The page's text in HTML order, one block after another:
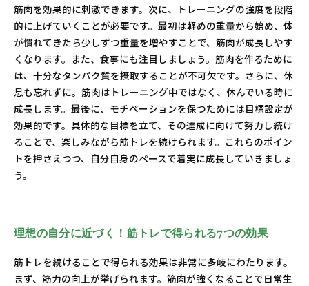
筋肉を効果的に刺激できます。次に、トレーニングの強度を段階
的に上げていくことが必要です。最初は軽めの重量から始め、体
が慣れてきたら少しずつ重量を増やすことで、筋肉が成長しやす
くなります。また、食事にも注目しましょう。筋肉を作るために
は、十分なタンパク質を摂取することが不可欠です。さらに、休
息も忘れずに。筋肉はトレーニング中ではなく、休んでいる時に
成長します。最後に、モチベーションを保つためには目標設定が
効果的です。具体的な目標を立て、その達成に向けて努力し続け
ることで、楽しみながら筋トレを続けられます。これらのポイン
トを押さえつつ、自分自身のペースで着実に成長していきましょ
う。
理想の自分に近づく！筋トレで得られる7つの効果
筋トレを続けることで得られる効果は非常に多岐にわたります。
まず、筋力の向上が挙げられます。筋肉が強くなることで日常生